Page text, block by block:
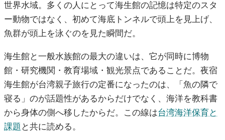
世界水域。多くの人にとって海生館の記憶は特定のスタ
ー動物ではなく、初めて海底トンネルで頭上を見上げ、
魚群が頭上を泳ぐのを見た瞬間だ。
海生館と一般水族館の最大の違いは、它が同時に博物
館・研究機関・教育場域・観光景点であることだ。夜宿
海生館が台湾親子旅行の定番になったのは、「魚の隣で
寝る」のが話題性があるからだけでなく、海洋を教科書
から身体の側へ移したからだ。この線は台湾海洋保育と
課題 と共に読める。